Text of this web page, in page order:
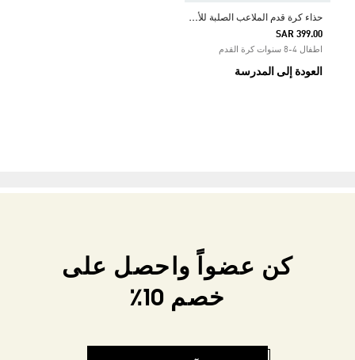
ح
ذاء كرة قدم الملاعب الصلبة للأطفال F50 HYPERFAST LEAGUE
SAR 399.00
اطفال 4-8 سنوات كرة القدم
العودة إلى المدرسة
كن عضواً واحصل على
خصم 10٪